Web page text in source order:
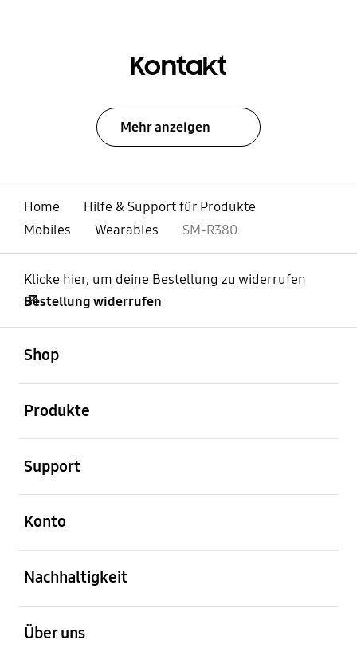
Kontakt
Mehr anzeigen
Home
Hilfe & Support für Produkte
Mobiles
Wearables SM-R380
Klicke hier, um deine Bestellung zu widerrufen
Bestellung widerrufen
Shop
Produkte
Support
Konto
Nachhaltigkeit
Über uns